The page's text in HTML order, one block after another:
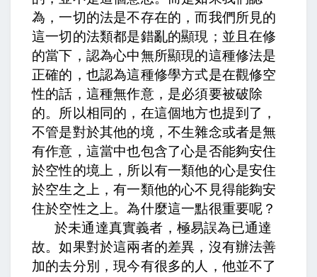
為，一切的法是不存在的，而我們所見的
這一切的法類都是錯亂的顯現；並且在修
的當下，認為心中無所顯現的這種修法是
正確的，也認為這種修學方式是在觀修空
性的話，這種無作意，是必須要被破除
的。所以相同的，在這個地方也提到了，
不管是對於其他的境，不生雜念或者是無
有作意，這當中也包含了心是否能夠安住
於空性的境上，所以有一類他的心是安住
於空生之上，有一類他的心不見得能夠安
住於空性之上。為什麼這一點很重要呢？
於未通達真實義者，極易誤為已通達
故。如果對於這兩者的差異，沒有辦法善
加的去分別，現今有很多的人，他並不了